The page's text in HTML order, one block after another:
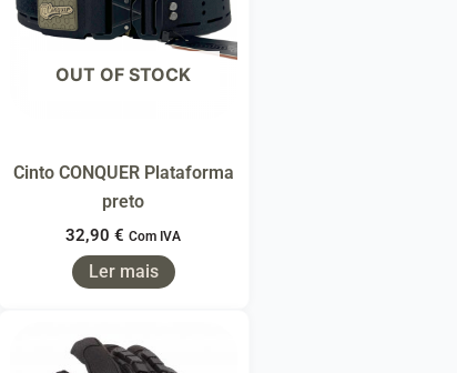
OUT OF STOCK
Cinto CONQUER Plataforma
preto
32,90€ Com IVA
Ler mais